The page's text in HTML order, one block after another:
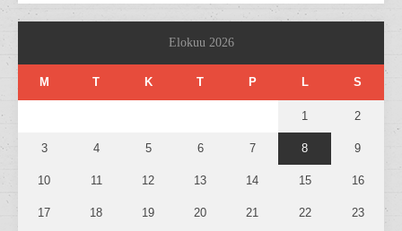
Elokuu 2026
M T K T P L S
1 2
3 4 5 6 7 8 9
10 11 12 13 14 15 16
17 18 19 20 21 22 23